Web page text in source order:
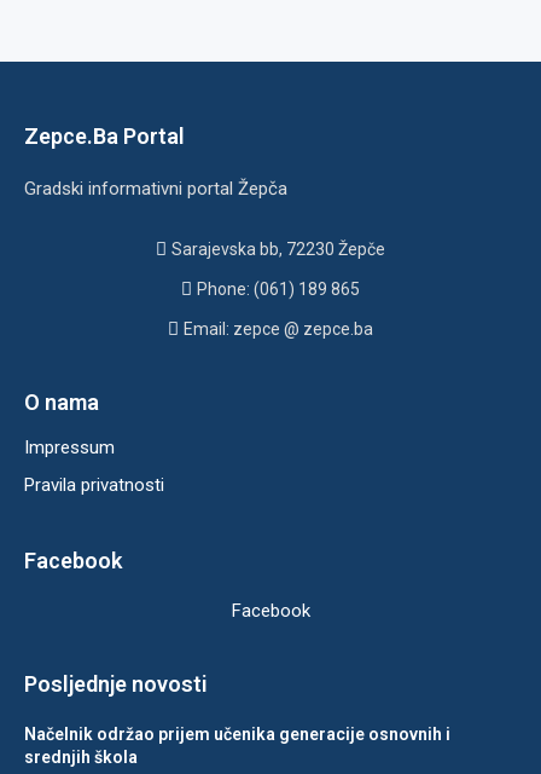
Zepce.Ba Portal
Gradski informativni portal Žepča
Sarajevska bb, 72230 Žepče
Phone: (061) 189 865
Email: zepce @ zepce.ba
O nama
Impressum
Pravila privatnosti
Facebook
Facebook
Posljednje novosti
Načelnik održao prijem učenika generacije osnovnih i
srednjih škola